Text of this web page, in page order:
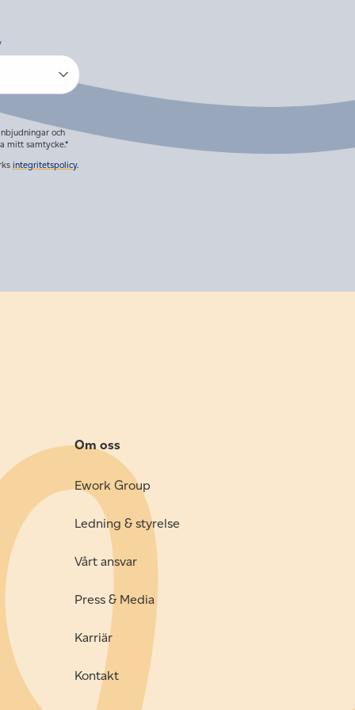
och
mitt samtycke.*
integritetspolicy.
Om oss
Ework Group
Ledning & styrelse
Vårt ansvar
Press & Media
Karriär
Kontakt